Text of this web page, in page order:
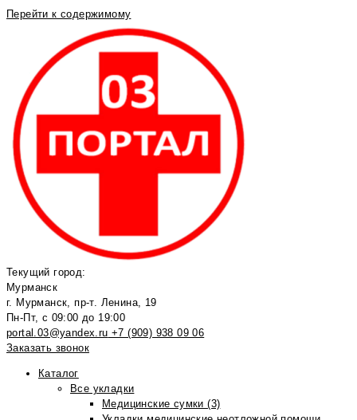
Перейти к содержимому
Текущий город:
Мурманск
г. Мурманск, пр-т. Ленина, 19
Пн-Пт, с 09:00 до 19:00
portal.03@yandex.ru +7 (909) 938 09 06
Заказать звонок
Каталог
Все укладки
Медицинские сумки (3)